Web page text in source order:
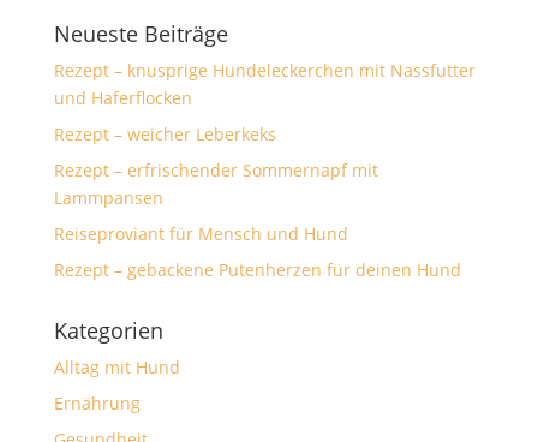
Neueste Beiträge
Rezept – knusprige Hundeleckerchen mit Nassfutter
und Haferflocken
Rezept – weicher Leberkeks
Rezept – erfrischender Sommernapf mit
Lammpansen
Reiseproviant für Mensch und Hund
Rezept – gebackene Putenherzen für deinen Hund
Kategorien
Alltag mit Hund
Ernährung